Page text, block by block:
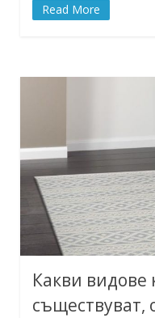
Read More
Какви
съществуват,